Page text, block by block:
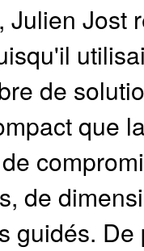
Julien Jost
de
que
de
guidés.